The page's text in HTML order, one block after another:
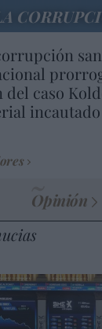
caso
Opinión